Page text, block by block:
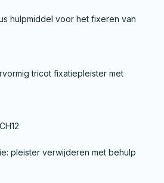
hulpmiddel voor het fixeren van
tricot fixatiepleister met
pleister verwijderen met behulp